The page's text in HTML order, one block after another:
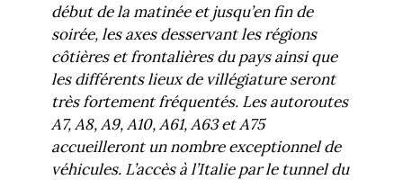
début de la matinée et jusqu’en fin de
soirée, les axes desservant les régions
côtières et frontalières du pays ainsi que
les différents lieux de villégiature seront
très fortement fréquentés. Les autoroutes
A7, A8, A9, A10, A61, A63 et A75
accueilleront un nombre exceptionnel de
véhicules. L’accès à l’Italie par le tunnel du